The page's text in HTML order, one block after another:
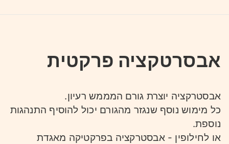
אבסרטקציה פרקטית
אבסטרקציה יוצרת גורם המממש רעיון.
כל מימוש נוסף שנגזר מהגורם יכול להוסיף התנהגות
נוספת.
או לחילופין - אבסטרקציה בפרקטיקה מאגדת